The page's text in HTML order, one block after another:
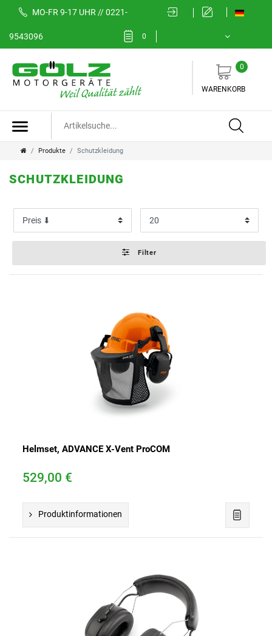
MO-FR 9-17 UHR // 0221-
9543096 0
0
WARENKORB
Produkte Schutzkleidung
SCHUTZKLEIDUNG
Filter
Helmset, ADVANCE X-Vent ProCOM
529,00 €
Produktinformationen
FILTER
K
e
i
e
e
i